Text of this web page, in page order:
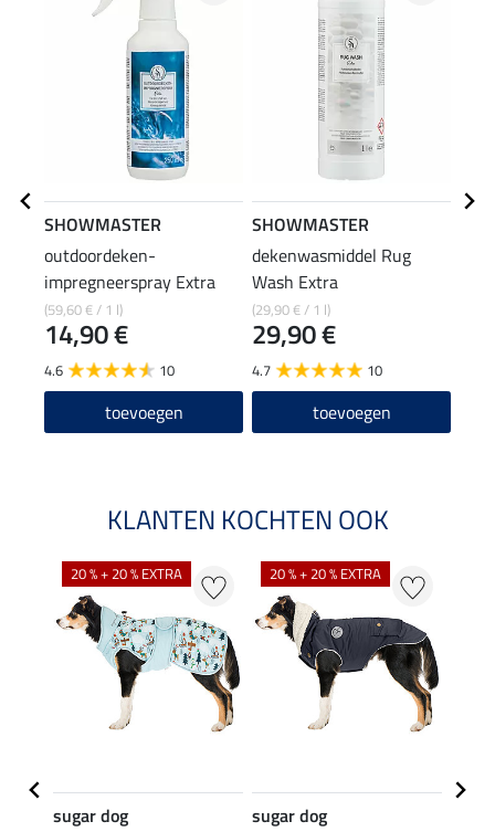
SHOWMASTER
outdoordeken-
impregneerspray Extra
(59,60 € / 1 l)
14,90 €
4.6 10
toevoegen
SHOWMASTER
dekenwasmiddel Rug
Wash Extra
(29,90 € / 1 l)
29,90 €
4.7 10
toevoegen
KLANTEN KOCHTEN OOK
20 % + 20 % EXTRA
sugar dog
20 % + 20 % EXTRA
sugar dog